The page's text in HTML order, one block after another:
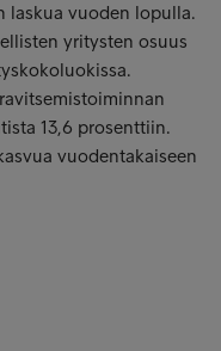
laskua vuoden lopulla.
yritysten osuus
13,6 prosenttiin.
vuodentakaiseen